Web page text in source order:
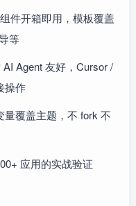
件开箱即用，模板覆盖
等
Agent 友好，Cursor /
操作
覆盖主题，不 fork 不
应用的实战验证